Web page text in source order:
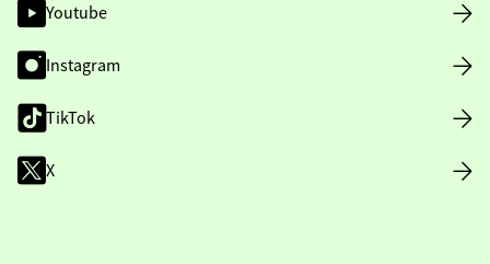
Youtube
Instagram
TikTok
X